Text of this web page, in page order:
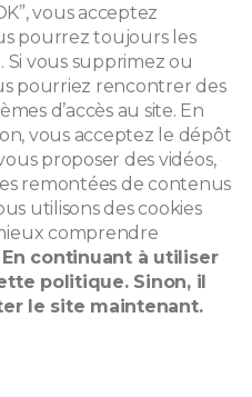
entrepreneur Frans
vous acceptez
pourrez toujours les
vous supprimez ou
pourriez rencontrer des
d’accès au site. En
vous acceptez le dépôt
proposer des vidéos,
remontées de contenus
utilisons des cookies
comprendre
En continuant à utiliser
politique. Sinon, il
le site maintenant.